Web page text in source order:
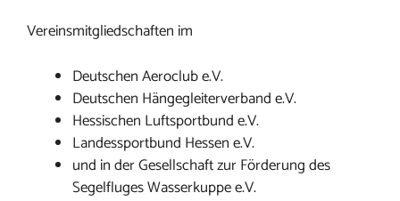
Vereinsmitgliedschaften im
Deutschen Aeroclub e.V.
Deutschen Hängegleiterverband e.V.
Hessischen Luftsportbund e.V.
Landessportbund Hessen e.V.
und in der Gesellschaft zur Förderung des
Segelfluges Wasserkuppe e.V.